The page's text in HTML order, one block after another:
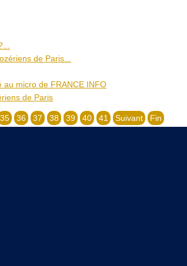
de Paris...
au micro de FRANCE ​INFO
de Paris
35 36 37 38 39 40 41 Suivant Fin